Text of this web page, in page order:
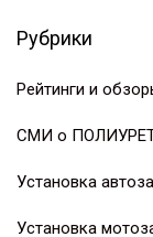
Рубрики
Рейтинги и
СМИ о
Установка
Установка